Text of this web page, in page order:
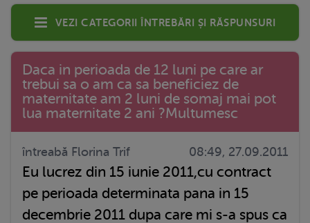
Vezi categorii întrebări și răspunsuri
Daca in perioada de 12 luni pe care ar
trebui sa o am ca sa beneficiez de
maternitate am 2 luni de somaj mai pot
lua maternitate 2 ani ?Multumesc
întreabă Florina Trif 08:49, 27.09.2011
Eu lucrez din 15 iunie 2011,cu contract
pe perioada determinata pana in 15
decembrie 2011 dupa care mi s-a spus ca